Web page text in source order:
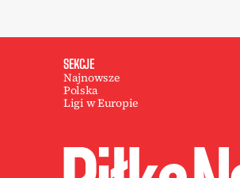
SEKCJE
Najnowsze
Polska
Ligi w Europie